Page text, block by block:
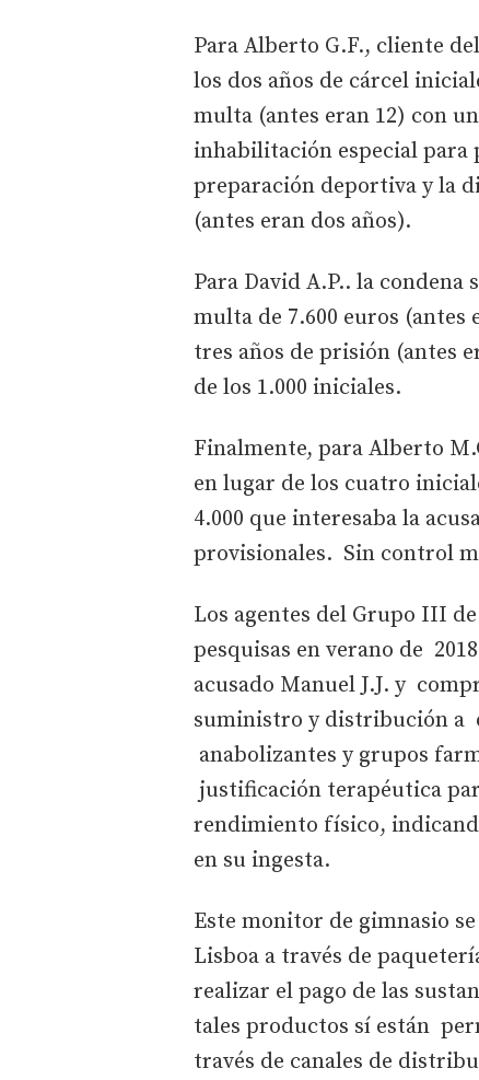
Para Alberto G.F., cliente
los dos años de cárcel
multa (antes eran 12) con
inhabilitación especial para
preparación deportiva y la
(antes eran dos años).
Para David A.P.. la
multa de 7.600 euros (antes
tres años de prisión (antes
de los 1.000 iniciales.
Finalmente, para Alberto
en lugar de los cuatro
4.000 que interesaba la
provisionales. Sin control
Los agentes del Grupo III
pesquisas en verano de
acusado Manuel J.J. y
suministro y distribución a
anabolizantes y grupos
justificación terapéutica
rendimiento físico,
en su ingesta.
Este monitor de gimnasio
Lisboa a través de
realizar el pago de las
tales productos sí están
través de canales de